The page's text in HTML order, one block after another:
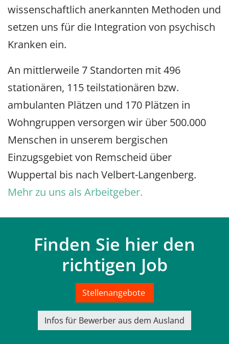
wissenschaftlich anerkannten Methoden und
setzen uns für die Integration von psychisch
Kranken ein.
An mittlerweile 7 Standorten mit 496
stationären, 115 teilstationären bzw.
ambulanten Plätzen und 170 Plätzen in
Wohngruppen versorgen wir über 500.000
Menschen in unserem bergischen
Einzugsgebiet von Remscheid über
Wuppertal bis nach Velbert-Langenberg.
Mehr zu uns als Arbeitgeber.
Finden Sie hier den
richtigen Job
Stellenangebote
Infos für Bewerber aus dem Ausland